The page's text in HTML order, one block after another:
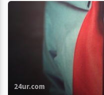
24ur.com